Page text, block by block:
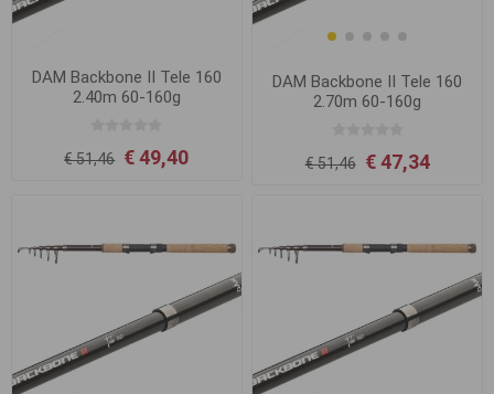
DAM Backbone II Tele 160
2.40m 60-160g
€ 51,46 € 49,40
DAM Backbone II Tele 160
2.70m 60-160g
€ 51,46 € 47,34